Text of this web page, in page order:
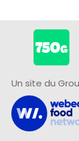
Un site du